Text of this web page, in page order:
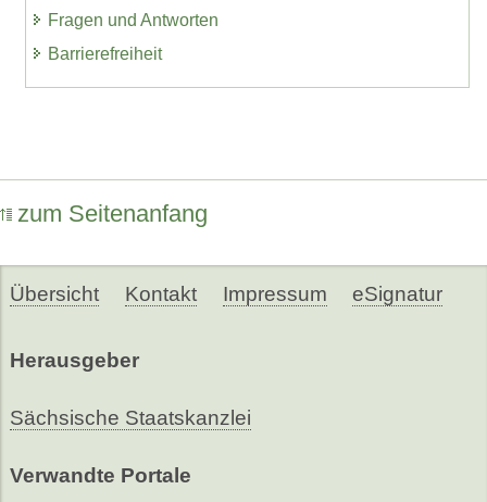
Fragen und Antworten
Barrierefreiheit
zum Seitenanfang
Übersicht Kontakt Impressum eSignatur
Herausgeber
Sächsische Staatskanzlei
Verwandte Portale